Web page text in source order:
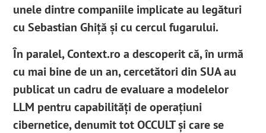
unele dintre companiile implicate au legături
cu Sebastian Ghiță și cu cercul fugarului.
În paralel, Context.ro a descoperit că, în urmă
cu mai bine de un an, cercetători din SUA au
publicat un cadru de evaluare a modelelor
LLM pentru capabilități de operațiuni
cibernetice, denumit tot OCCULT și care se